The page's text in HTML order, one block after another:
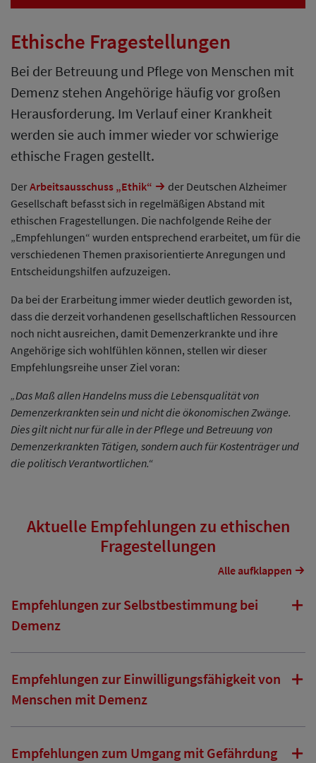
Ethische Fragestellungen
Bei der Betreuung und Pflege von Menschen mit
Demenz stehen Angehörige häufig vor großen
Herausforderung. Im Verlauf einer Krankheit
werden sie auch immer wieder vor schwierige
ethische Fragen gestellt.
DerArbeitsausschuss „Ethik“
der Deutschen Alzheimer
Gesellschaft befasst sich in regelmäßigen Abstand mit
ethischen Fragestellungen. Die nachfolgende Reihe der
„Empfehlungen“ wurden entsprechend erarbeitet, um für die
verschiedenen Themen praxisorientierte Anregungen und
Entscheidungshilfen aufzuzeigen.
Da bei der Erarbeitung immer wieder deutlich geworden ist,
dass die derzeit vorhandenen gesellschaftlichen Ressourcen
noch nicht ausreichen, damit Demenzerkrankte und ihre
Angehörige sich wohlfühlen können, stellen wir dieser
Empfehlungsreihe unser Ziel voran:
„Das Maß allen Handelns muss die Lebensqualität von
Demenzerkrankten sein und nicht die ökonomischen Zwänge.
Dies gilt nicht nur für alle in der Pflege und Betreuung von
Demenzerkrankten Tätigen, sondern auch für Kostenträger und
die politisch Verantwortlichen.“
Aktuelle Empfehlungen zu ethischen
Fragestellungen
Alle aufklappen
Empfehlungen zur Selbstbestimmung bei
Demenz
Empfehlungen zur Einwilligungsfähigkeit von
Menschen mit Demenz
Empfehlungen zum Umgang mit Gefährdung